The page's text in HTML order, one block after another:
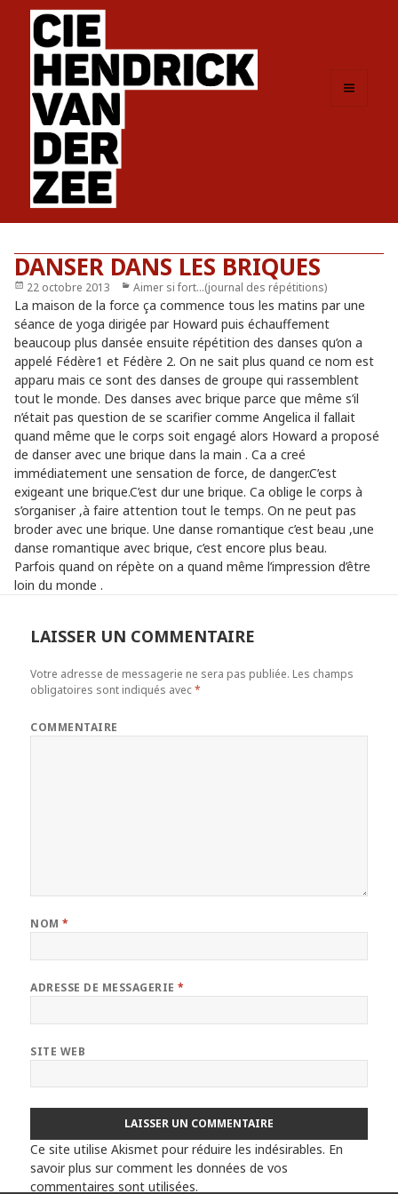
DANSER DANS LES BRIQUES
Publié
le
22 octobre 2013 Catégories
Aimer si fort...(journal des répétitions)
La maison de la force ça commence tous les matins par une
séance de yoga dirigée par Howard puis échauffement
beaucoup plus dansée ensuite répétition des danses qu’on a
appelé Fédère1 et Fédère 2. On ne sait plus quand ce nom est
apparu mais ce sont des danses de groupe qui rassemblent
tout le monde. Des danses avec brique parce que même s’il
n’était pas question de se scarifier comme Angelica il fallait
quand même que le corps soit engagé alors Howard a proposé
de danser avec une brique dans la main . Ca a creé
immédiatement une sensation de force, de danger.C’est
exigeant une brique.C’est dur une brique. Ca oblige le corps à
s’organiser ,à faire attention tout le temps. On ne peut pas
broder avec une brique. Une danse romantique c’est beau ,une
danse romantique avec brique, c’est encore plus beau.
Parfois quand on répète on a quand même l’impression d’être
loin du monde .
LAISSER UN COMMENTAIRE
Votre adresse de messagerie ne sera pas publiée. Les champs
obligatoires sont indiqués avec*
COMMENTAIRE
NOM*
ADRESSE DE MESSAGERIE*
SITE WEB
Ce site utilise Akismet pour réduire les indésirables. En
savoir plus sur comment les données de vos
commentaires sont utilisées.